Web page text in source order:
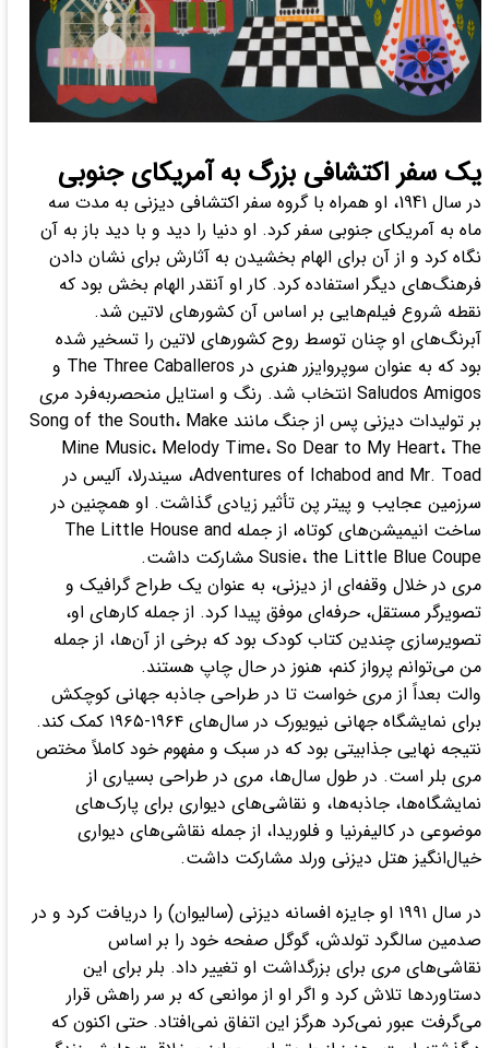
یک سفر اکتشافی بزرگ به آمریکای جنوبی
در سال 1941، او همراه با گروه سفر اکتشافی دیزنی به مدت سه
ماه به آمریکای جنوبی سفر کرد. او دنیا را دید و با دید باز به آن
نگاه کرد و از آن برای الهام بخشیدن به آثارش برای نشان دادن
فرهنگ‌های دیگر استفاده کرد. کار او آنقدر الهام بخش بود که
نقطه شروع فیلم‌هایی بر اساس آن کشور‌های لاتین شد.
آبرنگ‌های او چنان توسط روح کشور‌های لاتین را تسخیر شده
بود که به عنوان سوپروایزر هنری در The Three Caballeros و
Saludos Amigos انتخاب شد. رنگ و استایل منحصربه‌فرد مری
بر تولیدات دیزنی پس از جنگ مانند Song of the South، Make
Mine Music، Melody Time، So Dear to My Heart، The
Adventures of Ichabod and Mr. Toad، سیندرلا، آلیس در
سرزمین عجایب و پیتر پن تأثیر زیادی گذاشت. او همچنین در
ساخت انیمیشن‌های کوتاه، از جمله The Little House and
Susie، the Little Blue Coupe مشارکت داشت.
مری در خلال وقفه‌ای از دیزنی، به عنوان یک طراح گرافیک و
تصویرگر مستقل، حرفه‌ای موفق پیدا کرد. از جمله کار‌های او،
تصویرسازی چندین کتاب کودک بود که برخی از آن‌ها، از جمله
من می‌توانم پرواز کنم، هنوز در حال چاپ هستند.
والت بعداً از مری خواست تا در طراحی جاذبه جهانی کوچکش
برای نمایشگاه جهانی نیویورک در سال‌های ۱۹۶۴-۱۹۶۵ کمک کند.
نتیجه نهایی جذابیتی بود که در سبک و مفهوم خود کاملاً مختص
مری بلر است. در طول سال‌ها، مری در طراحی بسیاری از
نمایشگاه‌ها، جاذبه‌ها، و نقاشی‌های دیواری برای پارک‌های
موضوعی در کالیفرنیا و فلوریدا، از جمله نقاشی‌های دیواری
خیال‌انگیز هتل دیزنی ورلد مشارکت داشت.
در سال ۱۹۹۱ او جایزه افسانه دیزنی (سالیوان) را دریافت کرد و در
صدمین سالگرد تولدش، گوگل صفحه خود را بر اساس
نقاشی‌های مری برای بزرگداشت او تغییر داد. بلر برای این
دستاورد‌ها تلاش کرد و اگر او از موانعی که بر سر راهش قرار
می‌گرفت عبور نمی‌کرد هرگز این اتفاق نمی‌افتاد. حتی اکنون که